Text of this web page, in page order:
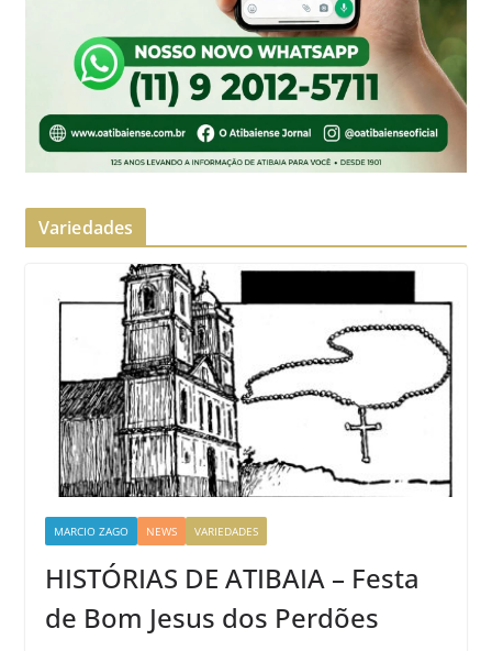
Variedades
MARCIO ZAGO NEWS VARIEDADES
HISTÓRIAS DE ATIBAIA – Festa
de Bom Jesus dos Perdões